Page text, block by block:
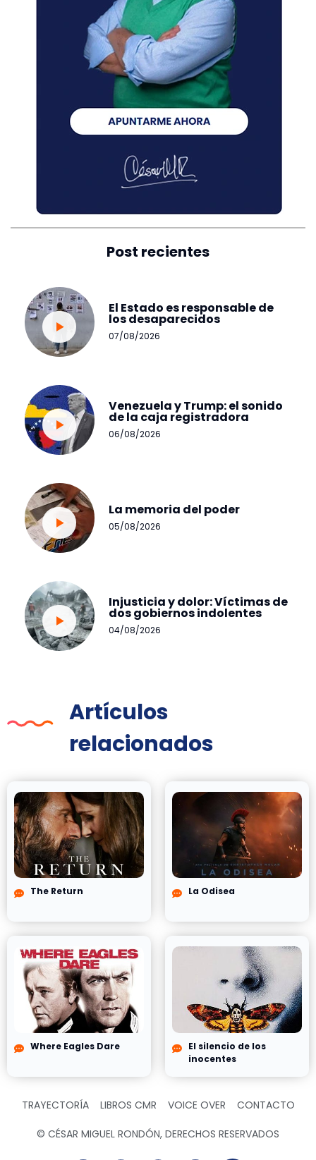
Post recientes
El Estado es responsable de
los desaparecidos
07/08/2026
Venezuela y Trump: el sonido
de la caja registradora
06/08/2026
La memoria del poder
05/08/2026
Injusticia y dolor: Víctimas de
dos gobiernos indolentes
04/08/2026
Artículos
relacionados
The Return La Odisea
Where Eagles Dare
El silencio de los
inocentes
TRAYECTORÍA LIBROS CMR VOICE OVER CONTACTO
© CÉSAR MIGUEL RONDÓN, DERECHOS RESERVADOS